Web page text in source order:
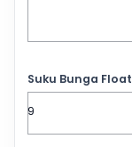
Suku Bunga